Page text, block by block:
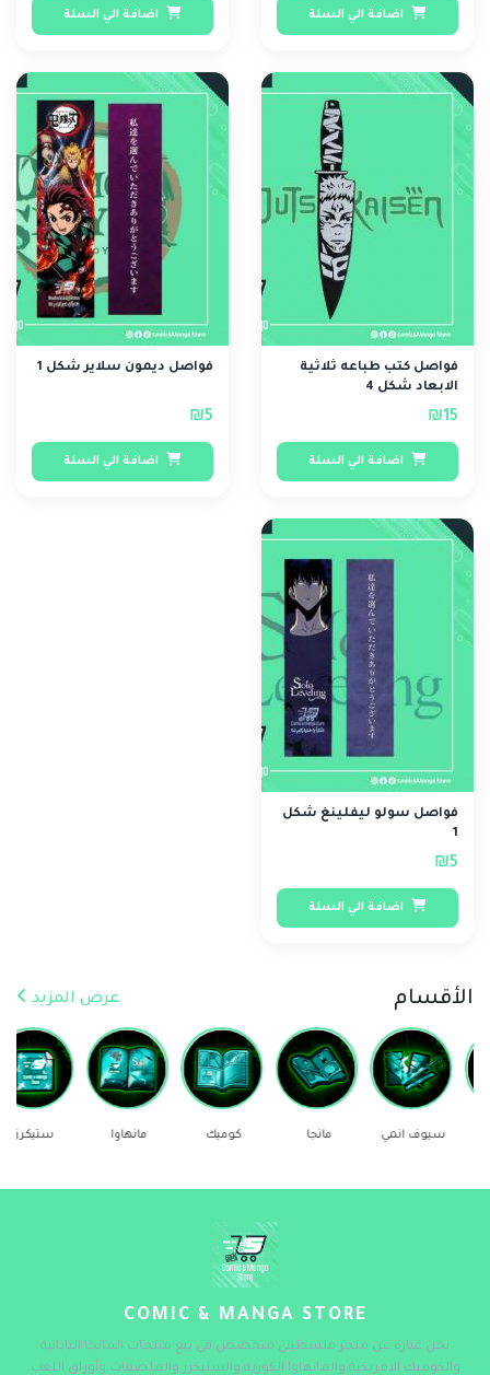
اضافة الي السلة اضافة الي السلة
فواصل كتب طباعه ثلاثية
الابعاد شكل 4
₪15
اضافة الي السلة
فواصل ديمون سلاير شكل 1
₪5
اضافة الي السلة
فواصل سولو ليفلينغ شكل
1
₪5
اضافة الي السلة
الأقسام عرض المزيد
سيوف انمي مانجا كوميك مانهاوا ستيكرز
COMIC & MANGA STORE
نحن عبارة عن متجر فلسطيني متخصص في بيع منتجات المانجا اليابانية
والكوميك الامريكية والمانهاوا الكورية والستيكرز والملصقات وأوراق اللعب